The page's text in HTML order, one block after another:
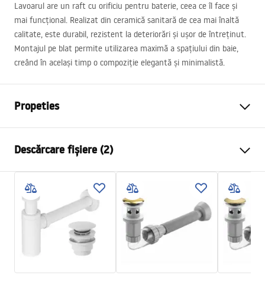
Lavoarul are un raft cu orificiu pentru baterie, ceea ce îl face și
mai funcțional. Realizat din ceramică sanitară de cea mai înaltă
calitate, este durabil, rezistent la deteriorări și ușor de întreținut.
Montajul pe blat permite utilizarea maximă a spațiului din baie,
creând în același timp o compoziție elegantă și minimalistă.
Propeties
Material
Culoare
Alb
Finisaj
Lucios
Lungime
610
Latime
380mm
105
Descărcare fișiere (2)
Instrucțiuni de asamblare
Basin.pdf
Condiții de garanție
Warranty_Terms_and_Conditions_Basins_-_5.pdf